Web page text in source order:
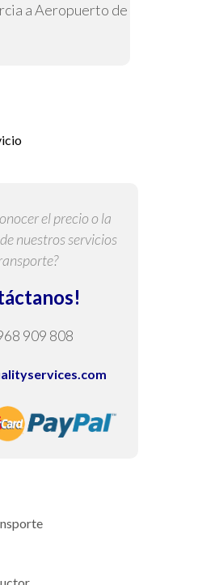
a Aeropuerto de
el precio o la
nuestros servicios
909 808